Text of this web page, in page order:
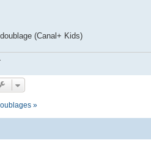
(Canal+ Kids)
»